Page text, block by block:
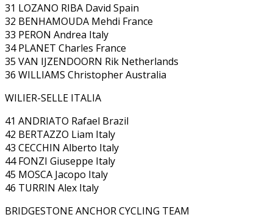
31 LOZANO RIBA David Spain
32 BENHAMOUDA Mehdi France
33 PERON Andrea Italy
34 PLANET Charles France
35 VAN IJZENDOORN Rik Netherlands
36 WILLIAMS Christopher Australia
WILIER-SELLE ITALIA
41 ANDRIATO Rafael Brazil
42 BERTAZZO Liam Italy
43 CECCHIN Alberto Italy
44 FONZI Giuseppe Italy
45 MOSCA Jacopo Italy
46 TURRIN Alex Italy
BRIDGESTONE ANCHOR CYCLING TEAM